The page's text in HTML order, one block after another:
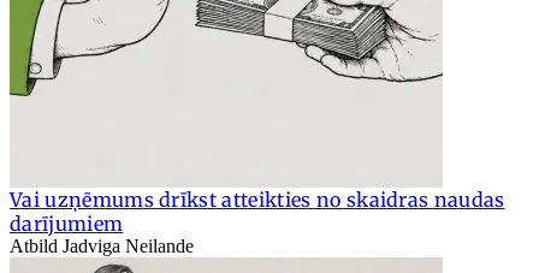
Vai uzņēmums drīkst atteikties no skaidras naudas
darījumiem
Atbild Jadviga Neilande